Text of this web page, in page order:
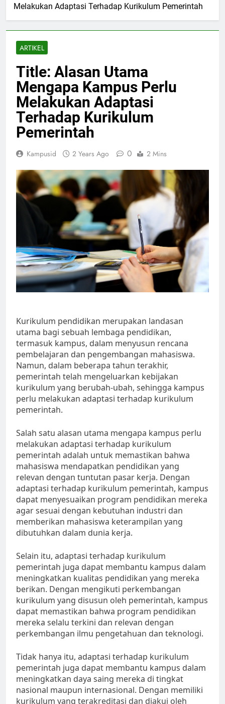
Melakukan Adaptasi Terhadap Kurikulum Pemerintah
ARTIKEL
Title: Alasan Utama
Mengapa Kampus Perlu
Melakukan Adaptasi
Terhadap Kurikulum
Pemerintah
Kampusid 2 Years Ago 0 2 Mins
Kurikulum pendidikan merupakan landasan
utama bagi sebuah lembaga pendidikan,
termasuk kampus, dalam menyusun rencana
pembelajaran dan pengembangan mahasiswa.
Namun, dalam beberapa tahun terakhir,
pemerintah telah mengeluarkan kebijakan
kurikulum yang berubah-ubah, sehingga kampus
perlu melakukan adaptasi terhadap kurikulum
pemerintah.
Salah satu alasan utama mengapa kampus perlu
melakukan adaptasi terhadap kurikulum
pemerintah adalah untuk memastikan bahwa
mahasiswa mendapatkan pendidikan yang
relevan dengan tuntutan pasar kerja. Dengan
adaptasi terhadap kurikulum pemerintah, kampus
dapat menyesuaikan program pendidikan mereka
agar sesuai dengan kebutuhan industri dan
memberikan mahasiswa keterampilan yang
dibutuhkan dalam dunia kerja.
Selain itu, adaptasi terhadap kurikulum
pemerintah juga dapat membantu kampus dalam
meningkatkan kualitas pendidikan yang mereka
berikan. Dengan mengikuti perkembangan
kurikulum yang disusun oleh pemerintah, kampus
dapat memastikan bahwa program pendidikan
mereka selalu terkini dan relevan dengan
perkembangan ilmu pengetahuan dan teknologi.
Tidak hanya itu, adaptasi terhadap kurikulum
pemerintah juga dapat membantu kampus dalam
meningkatkan daya saing mereka di tingkat
nasional maupun internasional. Dengan memiliki
kurikulum yang terakreditasi dan diakui oleh